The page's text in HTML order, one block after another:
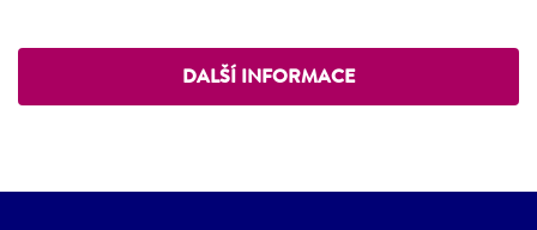
DALŠÍ INFORMACE